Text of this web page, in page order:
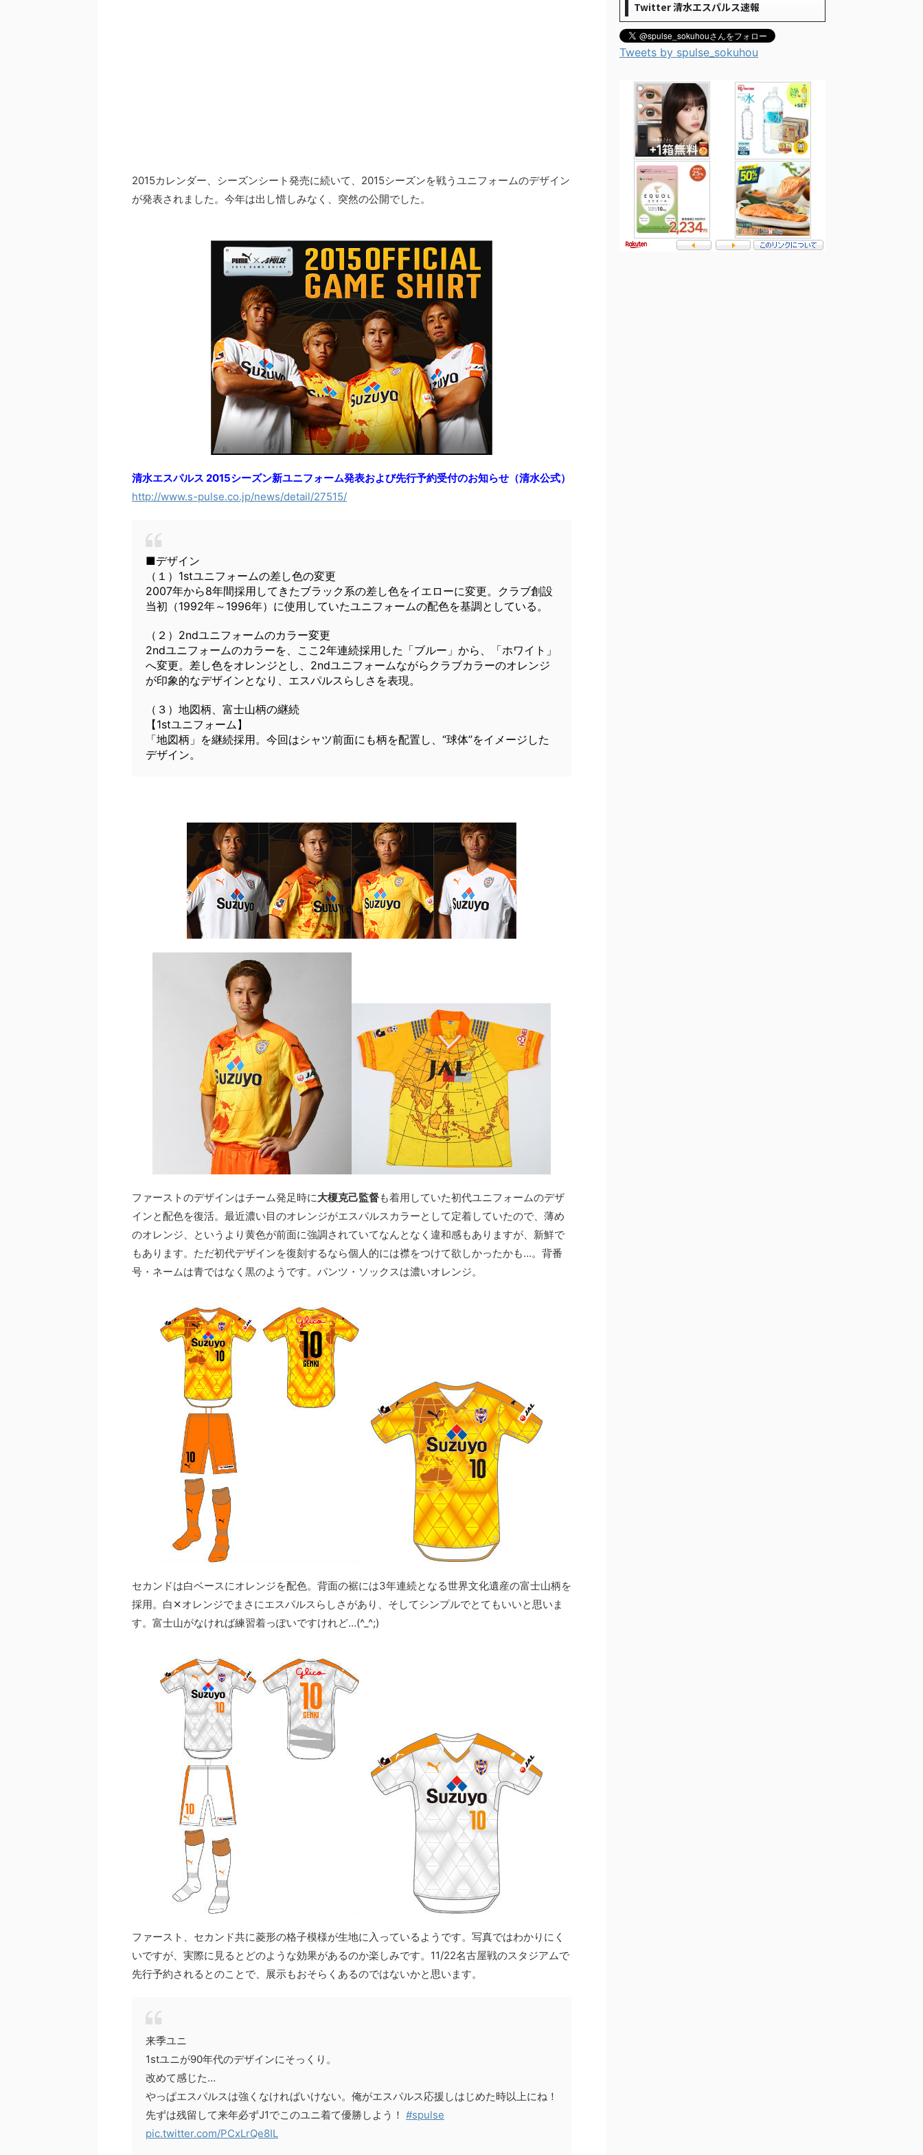
2015カレンダー、シーズンシート発売に続いて、2015シーズンを戦うユニフォームのデザイン
が発表されました。今年は出し惜しみなく、突然の公開でした。
清水エスパルス 2015シーズン新ユニフォーム発表および先行予約受付のお知らせ（清水公式）
http://www.s-pulse.co.jp/news/detail/27515/
■デザイン
（１）1stユニフォームの差し色の変更
2007年から8年間採用してきたブラック系の差し色をイエローに変更。クラブ創設
当初（1992年～1996年）に使用していたユニフォームの配色を基調としている。
（２）2ndユニフォームのカラー変更
2ndユニフォームのカラーを、ここ2年連続採用した「ブルー」から、「ホワイト」
へ変更。差し色をオレンジとし、2ndユニフォームながらクラブカラーのオレンジ
が印象的なデザインとなり、エスパルスらしさを表現。
（３）地図柄、富士山柄の継続
【1stユニフォーム】
「地図柄」を継続採用。今回はシャツ前面にも柄を配置し、“球体”をイメージした
デザイン。
ファーストのデザインはチーム発足時に大榎克己監督も着用していた初代ユニフォームのデザ
インと配色を復活。最近濃い目のオレンジがエスパルスカラーとして定着していたので、薄め
のオレンジ、というより黄色が前面に強調されていてなんとなく違和感もありますが、新鮮で
もあります。ただ初代デザインを復刻するなら個人的には襟をつけて欲しかったかも…。背番
号・ネームは青ではなく黒のようです。パンツ・ソックスは濃いオレンジ。
セカンドは白ベースにオレンジを配色。背面の裾には3年連続となる世界文化遺産の富士山柄を
採用。白✕オレンジでまさにエスパルスらしさがあり、そしてシンプルでとてもいいと思いま
す。富士山がなければ練習着っぽいですけれど…(^_^;)
ファースト、セカンド共に菱形の格子模様が生地に入っているようです。写真ではわかりにく
いですが、実際に見るとどのような効果があるのか楽しみです。11/22名古屋戦のスタジアムで
先行予約されるとのことで、展示もおそらくあるのではないかと思います。
来季ユニ
1stユニが90年代のデザインにそっくり。
改めて感じた…
やっぱエスパルスは強くなければいけない。俺がエスパルス応援しはじめた時以上にね！
先ずは残留して来年必ずJ1でこのユニ着て優勝しよう！ #spulse
pic.twitter.com/PCxLrQe8IL
Twitter 清水エスパルス速報
Tweets by spulse_sokuhou